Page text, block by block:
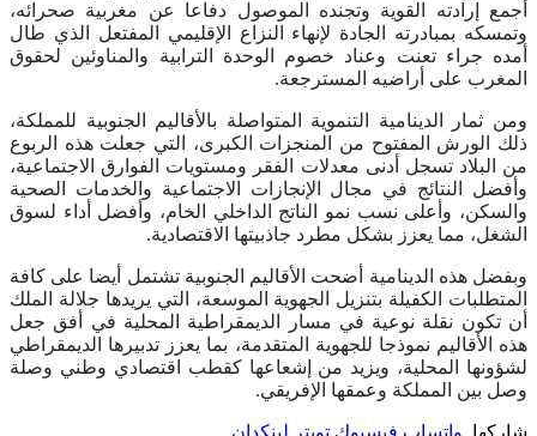
أجمع إرادته القوية وتجنده الموصول دفاعا عن مغربية صحرائه،
وتمسكه بمبادرته الجادة لإنهاء النزاع الإقليمي المفتعل الذي طال
أمده جراء تعنت وعناد خصوم الوحدة الترابية والمناوئين لحقوق
المغرب على أراضيه المسترجعة.
ومن ثمار الدينامية التنموية المتواصلة بالأقاليم الجنوبية للمملكة،
ذلك الورش المفتوح من المنجزات الكبرى، التي جعلت هذه الربوع
من البلاد تسجل أدنى معدلات الفقر ومستويات الفوارق الاجتماعية،
وأفضل النتائج في مجال الإنجازات الاجتماعية والخدمات الصحية
والسكن، وأعلى نسب نمو الناتج الداخلي الخام، وأفضل أداء لسوق
الشغل، مما يعزز بشكل مطرد جاذبيتها الاقتصادية.
وبفضل هذه الدينامية أضحت الأقاليم الجنوبية تشتمل أيضا على كافة
المتطلبات الكفيلة بتنزيل الجهوية الموسعة، التي يريدها جلالة الملك
أن تكون نقلة نوعية في مسار الديمقراطية المحلية في أفق جعل
هذه الأقاليم نموذجا للجهوية المتقدمة، بما يعزز تدبيرها الديمقراطي
لشؤونها المحلية، ويزيد من إشعاعها كقطب اقتصادي وطني وصلة
وصل بين المملكة وعمقها الإفريقي.
شاركها. واتساب فيسبوك تويتر لينكدإن